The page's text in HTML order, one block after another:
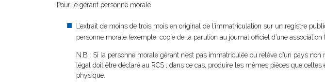
Pour le gérant personne morale
L’extrait de moins de trois mois en original de l’immatriculation sur un registre
personne morale (exemple: copie de la parution au journal officiel d’une association
N.B : Si la personne morale gérant n’est pas immatriculée ou relève d’un pays
légal doit être déclaré au RCS ; dans ce cas, produire les mêmes pièces que
physique.